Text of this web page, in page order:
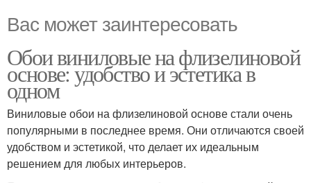
Вас может заинтересовать
Обои виниловые на флизелиновой
основе: удобство и эстетика в
одном
Виниловые обои на флизелиновой основе стали очень
популярными в последнее время. Они отличаются своей
удобством и эстетикой, что делает их идеальным
решением для любых интерьеров.